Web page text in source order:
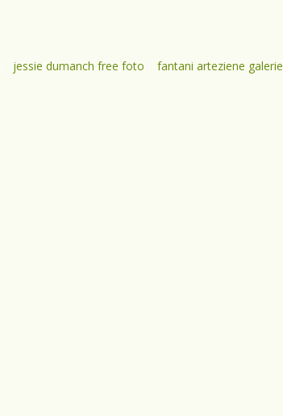
jessie dumanch free foto fantani arteziene galerie